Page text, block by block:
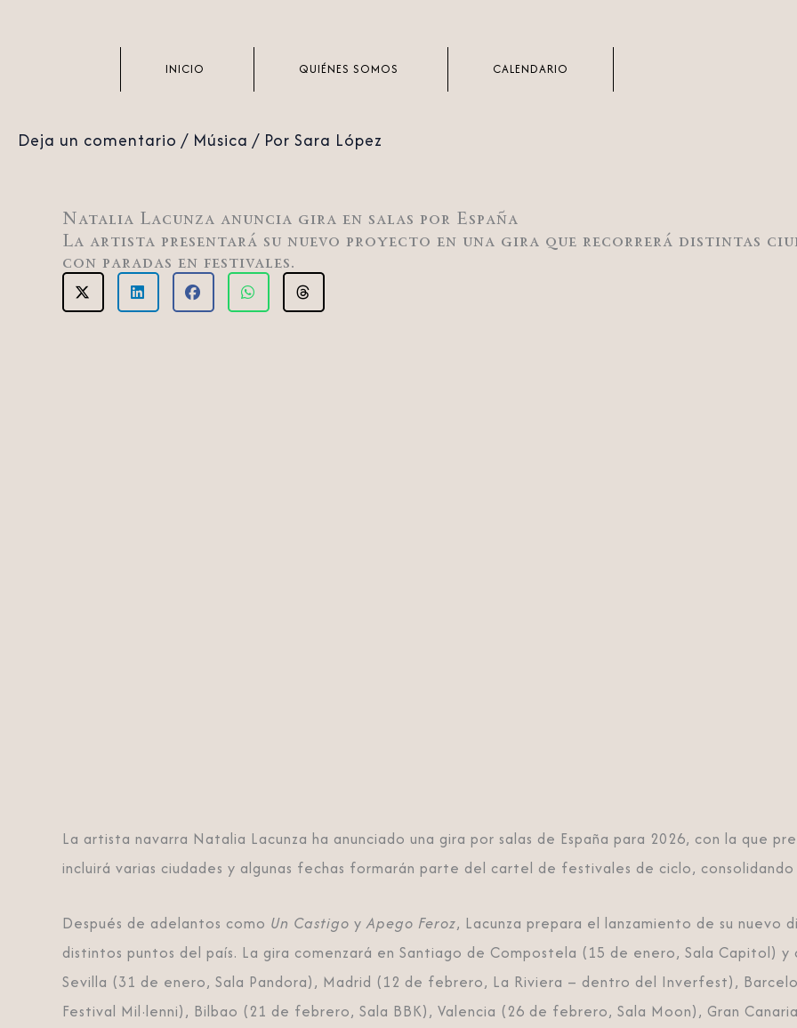
INICIO QUIÉNES SOMOS CALENDARIO
Deja un comentario / Música / Por Sara López
Natalia Lacunza anuncia gira en salas por España
La artista presentará su nuevo proyecto en una gira que recorrerá distintas
con paradas en festivales.
La artista navarra Natalia Lacunza ha anunciado una gira por salas de España para 2026, con la que
incluirá varias ciudades y algunas fechas formarán parte del cartel de festivales de ciclo,
Después de adelantos como Un Castigo yApego Feroz, Lacunza prepara el lanzamiento de su
distintos puntos del país. La gira comenzará en Santiago de Compostela (15 de enero, Sala Capitol)
Sevilla (31 de enero, Sala Pandora), Madrid (12 de febrero, La Riviera – dentro del Inverfest),
Festival Mil·lenni), Bilbao (21 de febrero, Sala BBK), Valencia (26 de febrero, Sala Moon), Gran